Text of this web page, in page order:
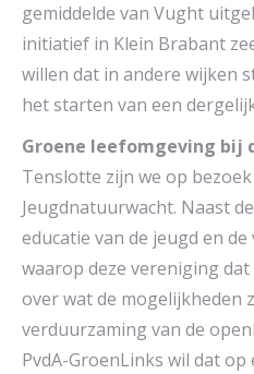
gemiddelde van Vught
initiatief in Klein Brabant
willen dat in andere wijken
het starten van een
Groene leefomgeving bij
Tenslotte zijn we op
Jeugdnatuurwacht. Naast
educatie van de jeugd en
waarop deze vereniging
over wat de mogelijkheden
verduurzaming van de
PvdA-GroenLinks wil dat